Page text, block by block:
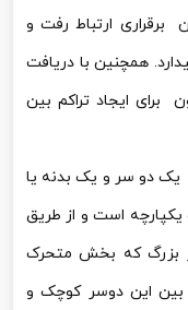
برقراری ارتباط رفت و
همچنین با دریافت
برای ایجاد تراکم بین
یک دو سر و یک بدنه یا
است و از طریق
بزرگ که بخش متحرک
این دوسر کوچک و